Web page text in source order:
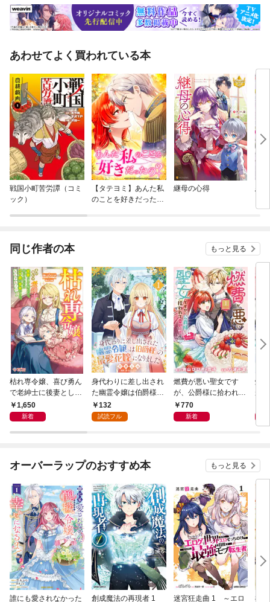
あわせてよく買われている本
戦国小町苦労譚（コミ
ック）
【タテヨミ】あんた私
のことを好きだった
継母の心得
悪
同じ作者の本 もっと見る
枯れ専令嬢、喜び勇ん
で老紳士に後妻として
嫁いだら、待っていた
のは二十歳の青年でし
1,650
新着
身代わりに差し出され
た幽霊令嬢は伯爵様の
最愛花嫁になりました
１
132
試読フル
燃費が悪い聖女です
が、公爵様に拾われて
幸せです！（ごはん的
に♪）（コミック） 1
770
新着
燃
が
に♪
【
オーバーラップのおすすめ本 もっと見る
誰にも愛されなかった 創成魔法の再現者 1 迷宮狂走曲 1 ～エロ 8歳